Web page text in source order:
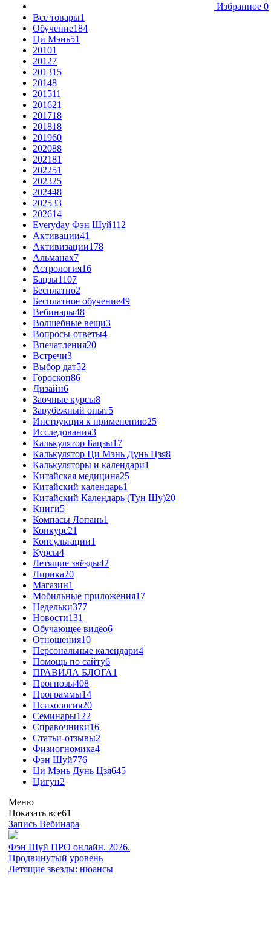
Избранное 0
Все товары1
Обучение184
Ци Мэнь51
20101
20127
201315
20148
201511
201621
201718
201818
201960
202088
202181
202251
202325
202448
202533
202614
Everyday Фэн Шуй112
Активации41
Активизации178
Альманах7
Астрология16
Бацзы1107
Бесплатно2
Бесплатное обучение49
Вебинары48
Волшебные вещи3
Вопросы-ответы4
Впечатления20
Встречи3
Выбор дат52
Гороскоп86
Дизайн6
Заочные курсы8
Зарубежный опыт5
Инструкция к применению25
Исследования3
Калькулятор Бацзы17
Калькулятор Ци Мэнь Дунь Цзя8
Калькуляторы и календари1
Китайская медицина25
Китайский календарь1
Китайский Календарь (Тун Шу)20
Книги5
Компасы Лопань1
Конкурс21
Консультации1
Курсы4
Летящие звёзды42
Лирика20
Магазин1
Мобильные приложения17
Недельки377
Новости131
Обучающее видео6
Отношения10
Персональные календари4
Помощь по сайту6
ПРАВИЛА БЛОГА1
Прогнозы408
Программы14
Психология20
Семинары122
Справочники16
Статьи-отзывы2
Физиогномика4
Фэн Шуй776
Ци Мэнь Дунь Цзя645
Цигун2
Меню
Показать все61
Запись Вебинара
Фэн Шуй ПРО онлайн. 2026.
Продвинутый уровень
Летящие звезды: нюансы